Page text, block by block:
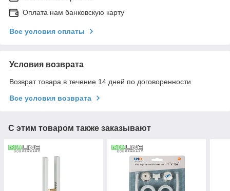
Оплата нам банковскую карту
Все условия оплаты
Условия возврата
Возврат товара в течение 14 дней по договоренности
Все условия возврата
С этим товаром также заказывают